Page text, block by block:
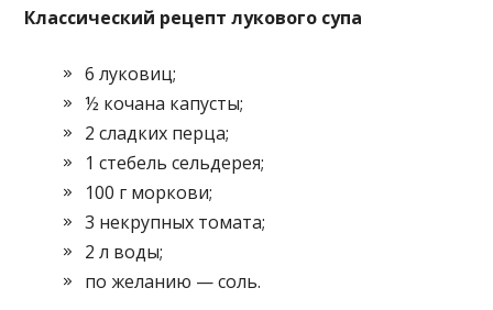
Классический рецепт лукового супа
6 луковиц;
½ кочана капусты;
2 сладких перца;
1 стебель сельдерея;
100 г моркови;
3 некрупных томата;
2 л воды;
по желанию — соль.